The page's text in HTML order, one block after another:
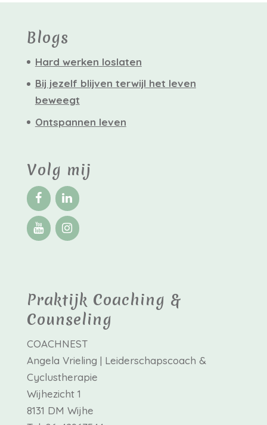
Blogs
Hard werken loslaten
Bij jezelf blijven terwijl het leven
beweegt
Ontspannen leven
Volg mij
Praktijk Coaching &
Counseling
COACHNEST
Angela Vrieling | Leiderschapscoach &
Cyclustherapie
Wijhezicht 1
8131 DM Wijhe